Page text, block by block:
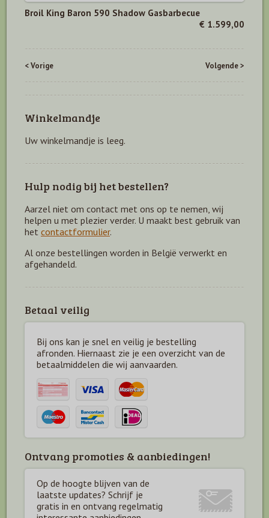
Broil King Baron 590 Shadow Gasbarbecue
€ 1.599,00
< Vorige Volgende >
Winkelmandje
Uw winkelmandje is leeg.
Hulp nodig bij het bestellen?
Aarzel niet om contact met ons op te nemen, wij
helpen u met plezier verder. U maakt best gebruik van
het contactformulier.
Al onze bestellingen worden in België verwerkt en
afgehandeld.
Betaal veilig
Bij ons kan je snel en veilig je bestelling
afronden. Hiernaast zie je een overzicht van de
betaalmiddelen die wij aanvaarden.
Ontvang promoties & aanbiedingen!
Op de hoogte blijven van de
laatste updates? Schrijf je
gratis in en ontvang regelmatig